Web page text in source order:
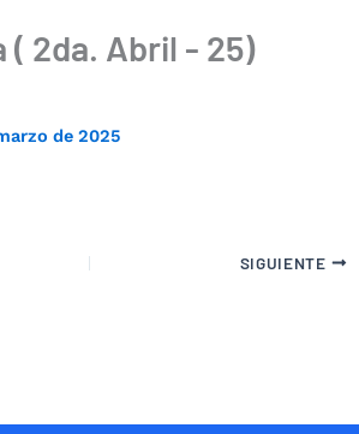
( 2da. Abril - 25)
de 2025
SIGUIENTE